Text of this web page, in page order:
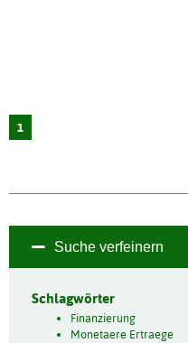
1
Suche verfeinern
Schlagwörter
Finanzierung
Monetaere Ertraege